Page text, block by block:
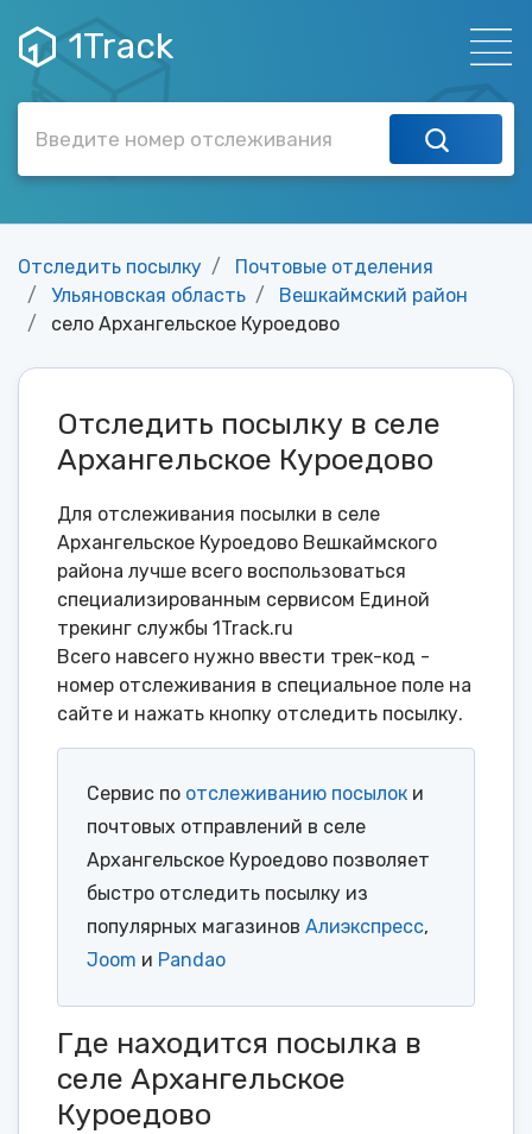
1Track
Отследить посылку
Почтовые отделения
Ульяновская область
Вешкаймский район
село Архангельское Куроедово
Отследить посылку в селе
Архангельское Куроедово
Для отслеживания посылки в селе
Архангельское Куроедово Вешкаймского
района лучше всего воспользоваться
специализированным сервисом Единой
трекинг службы 1Track.ru
Всего навсего нужно ввести трек-код -
номер отслеживания в специальное поле на
сайте и нажать кнопку отследить посылку.
Сервис по отслеживанию посылок и
почтовых отправлений в селе
Архангельское Куроедово позволяет
быстро отследить посылку из
популярных магазинов Алиэкспресс,
Joom и Pandao
Где находится посылка в
селе Архангельское
Куроедово